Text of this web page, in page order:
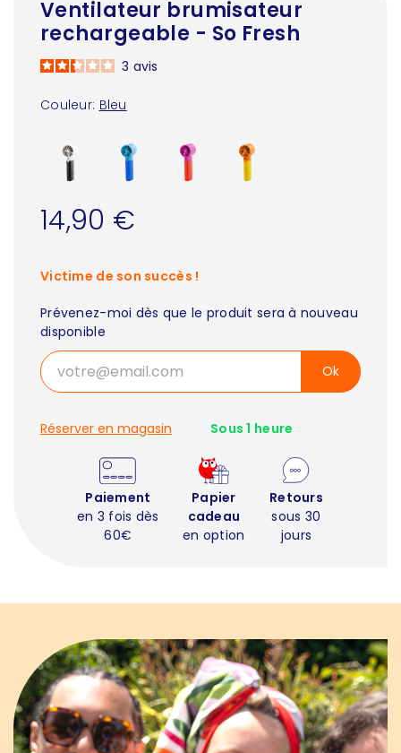
Ventilateur brumisateur
rechargeable - So Fresh
Couleur: Bleu
3 avis
14,90 €
Victime de son succès !
Prévenez-moi dès que le produit sera à nouveau
disponible
Ok
Réserver en magasin Sous 1 heure
Paiement
en 3 fois dès
60€
Papier
cadeau
en option
Retours
sous 30
jours